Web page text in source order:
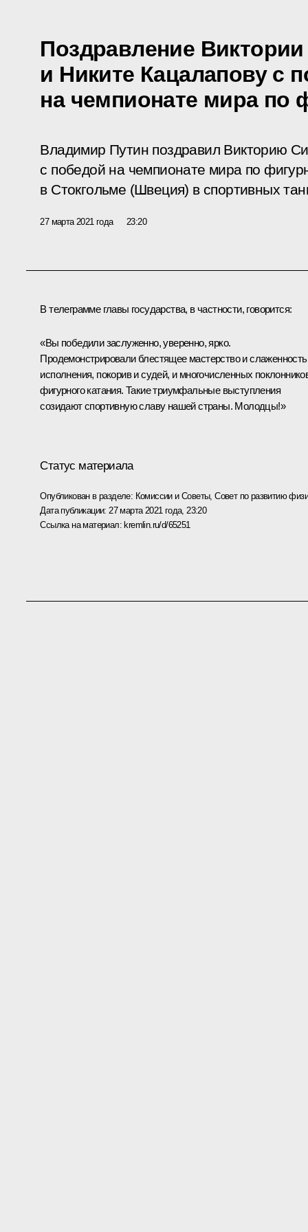
Поздравление
и Никите Кацалапову с
на чемпионате мира по
Владимир Путин поздравил Викторию
с победой на чемпионате мира по
в Стокгольме (Швеция) в спортивных
27 марта 2021 года 23:20
В телеграмме главы государства, в частности, говорится:
«Вы победили заслуженно, уверенно, ярко.
Продемонстрировали блестящее мастерство и слаженность
исполнения, покорив и судей, и многочисленных
фигурного катания. Такие триумфальные выступления
созидают спортивную славу нашей страны. Молодцы!»
Статус материала
Опубликован в разделе: Комиссии и Советы,Совет по развитию
Дата публикации: 27 марта 2021 года, 23:20
Ссылка на материал: kremlin.ru/d/65251